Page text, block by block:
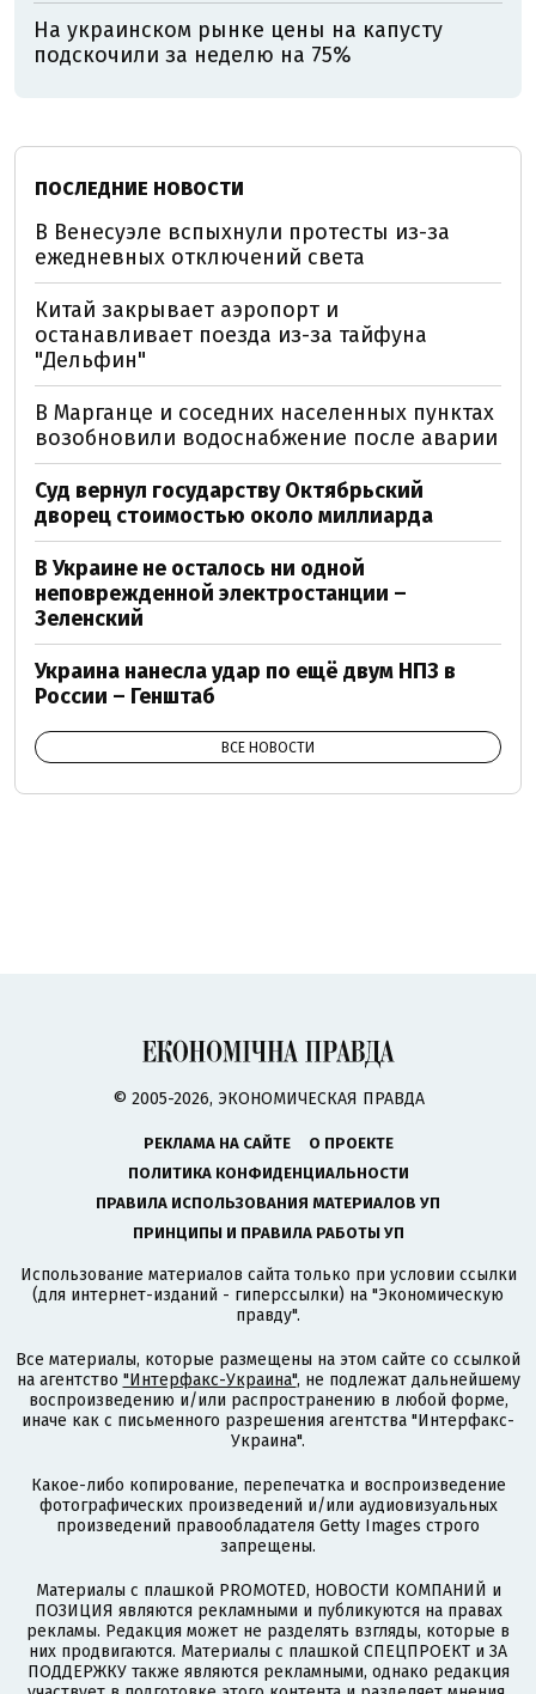
На украинском рынке цены на капусту
подскочили за неделю на 75%
ПОСЛЕДНИЕ НОВОСТИ
В Венесуэле вспыхнули протесты из-за
ежедневных отключений света
Китай закрывает аэропорт и
останавливает поезда из-за тайфуна
"Дельфин"
В Марганце и соседних населенных пунктах
возобновили водоснабжение после аварии
Суд вернул государству Октябрьский
дворец стоимостью около миллиарда
В Украине не осталось ни одной
неповрежденной электростанции –
Зеленский
Украина нанесла удар по ещё двум НПЗ в
России – Генштаб
ВСЕ НОВОСТИ
© 2005-2026, ЭКОНОМИЧЕСКАЯ ПРАВДА
РЕКЛАМА НА САЙТЕ
О ПРОЕКТЕ
ПОЛИТИКА КОНФИДЕНЦИАЛЬНОСТИ
ПРАВИЛА ИСПОЛЬЗОВАНИЯ МАТЕРИАЛОВ УП
ПРИНЦИПЫ И ПРАВИЛА РАБОТЫ УП
Использование материалов сайта только при условии ссылки
(для интернет-изданий - гиперссылки) на "Экономическую
правду".
Все материалы, которые размещены на этом сайте со ссылкой
на агентство "Интерфакс-Украина", не подлежат дальнейшему
воспроизведению и/или распространению в любой форме,
иначе как с письменного разрешения агентства "Интерфакс-
Украина".
Какое-либо копирование, перепечатка и воспроизведение
фотографических произведений и/или аудиовизуальных
произведений правообладателя Getty Images строго
запрещены.
Материалы с плашкой PROMOTED, НОВОСТИ КОМПАНИЙ и
ПОЗИЦИЯ являются рекламными и публикуются на правах
рекламы. Редакция может не разделять взгляды, которые в
них продвигаются. Материалы с плашкой СПЕЦПРОЕКТ и ЗА
ПОДДЕРЖКУ также являются рекламными, однако редакция